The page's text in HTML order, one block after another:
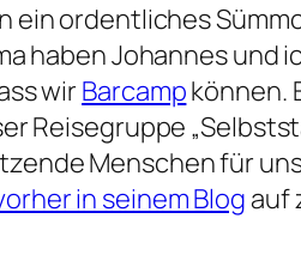
ein ordentliches
haben Johannes
wir Barcampkönnen.
Reisegruppe
Menschen für
in seinem Blog auf